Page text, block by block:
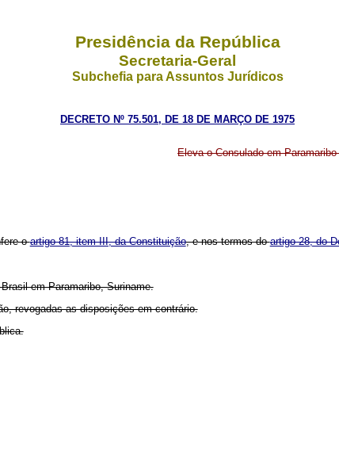
Presidência da República
Secretaria-Geral
Subchefia para Assuntos Jurídicos
DECRETO Nº 75.501, DE 18 DE MARÇO DE 1975
Eleva o Consulado em
oartigo 81, item III, da Constituição, e nos termos doartigo 28, do
em Paramaribo, Suriname.
revogadas as disposições em contrário.